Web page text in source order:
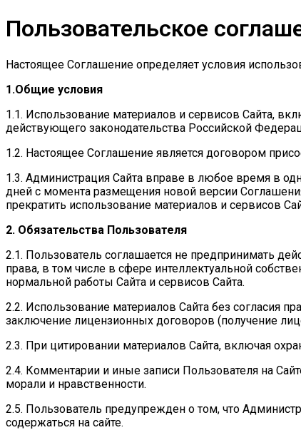
Пользовательское
Настоящее Соглашение определяет условия
1.Общие условия
1.1. Использование материалов и сервисов Сайта,
действующего законодательства Российской
1.2. Настоящее Соглашение является договором
1.3. Администрация Сайта вправе в любое время в
дней с момента размещения новой версии
прекратить использование материалов и сервисов
2. Обязательства Пользователя
2.1. Пользователь соглашается не предпринимать
права, в том числе в сфере интеллектуальной
нормальной работы Сайта и сервисов Сайта.
2.2. Использование материалов Сайта без согласия
заключение лицензионных договоров (получение
2.3. При цитировании материалов Сайта, включая
2.4. Комментарии и иные записи Пользователя на
морали и нравственности.
2.5. Пользователь предупрежден о том, что
содержаться на сайте.